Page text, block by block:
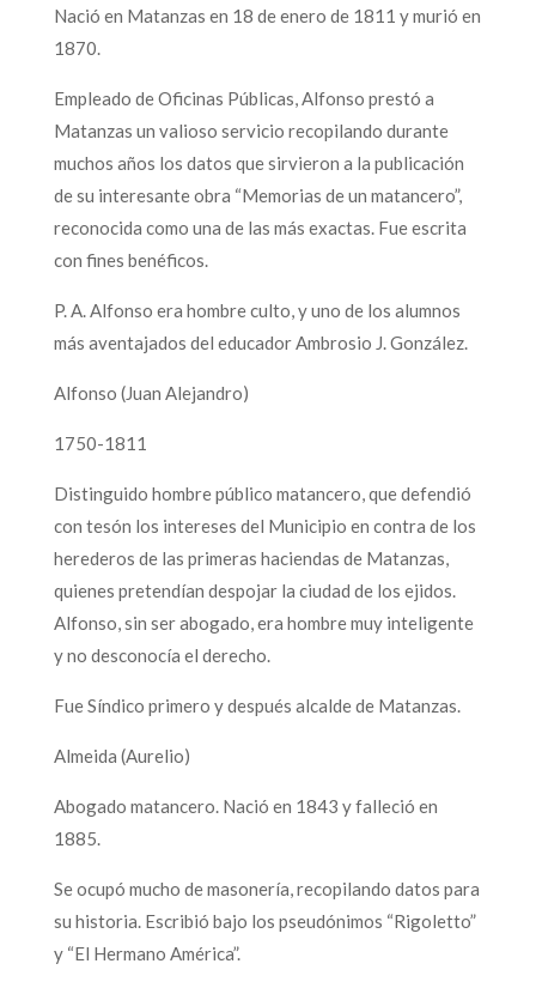
Nació en Matanzas en 18 de enero de 1811 y murió en
1870.
Empleado de Oficinas Públicas, Alfonso prestó a
Matanzas un valioso servicio recopilando durante
muchos años los datos que sirvieron a la publicación
de su interesante obra “Memorias de un matancero”,
reconocida como una de las más exactas. Fue escrita
con fines benéficos.
P. A. Alfonso era hombre culto, y uno de los alumnos
más aventajados del educador Ambrosio J. González.
Alfonso (Juan Alejandro)
1750-1811
Distinguido hombre público matancero, que defendió
con tesón los intereses del Municipio en contra de los
herederos de las primeras haciendas de Matanzas,
quienes pretendían despojar la ciudad de los ejidos.
Alfonso, sin ser abogado, era hombre muy inteligente
y no desconocía el derecho.
Fue Síndico primero y después alcalde de Matanzas.
Almeida (Aurelio)
Abogado matancero. Nació en 1843 y falleció en
1885.
Se ocupó mucho de masonería, recopilando datos para
su historia. Escribió bajo los pseudónimos “Rigoletto”
y “El Hermano América”.